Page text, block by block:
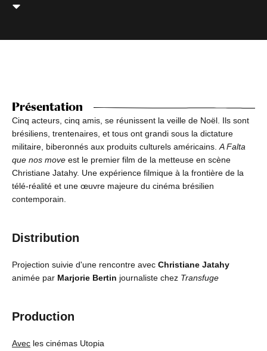
Présentation
Cinq acteurs, cinq amis, se réunissent la veille de Noël. Ils sont
brésiliens, trentenaires, et tous ont grandi sous la dictature
militaire, biberonnés aux produits culturels américains. A Falta
que nos move est le premier film de la metteuse en scène
Christiane Jatahy. Une expérience filmique à la frontière de la
télé-réalité et une œuvre majeure du cinéma brésilien
contemporain.
Distribution
Projection suivie d'une rencontre avec Christiane Jatahy
animée par Marjorie Bertin journaliste chez Transfuge
Production
Avec les cinémas Utopia